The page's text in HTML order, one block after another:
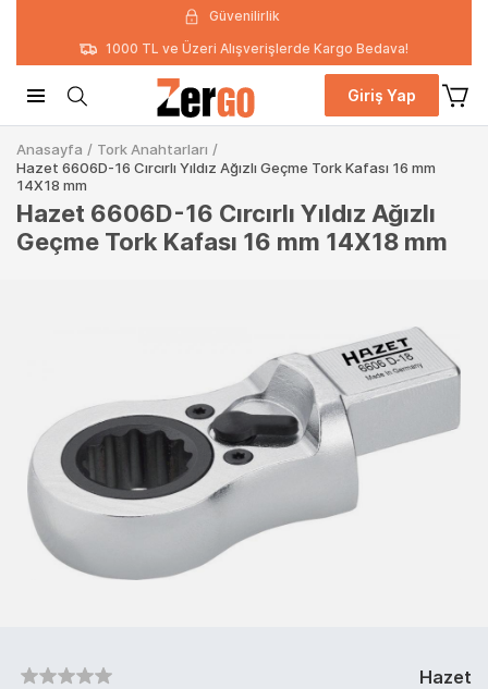
Güvenilirlik
1000 TL ve Üzeri Alışverişlerde Kargo Bedava!
Giriş Yap
Anasayfa / Tork Anahtarları /
Hazet 6606D-16 Cırcırlı Yıldız Ağızlı Geçme Tork Kafası 16 mm
14X18 mm
Hazet 6606D-16 Cırcırlı Yıldız Ağızlı
Geçme Tork Kafası 16 mm 14X18 mm
Hazet